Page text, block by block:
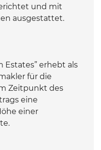
und mit
ausgestattet.
Estates” erhebt als
für die
Zeitpunkt des
eine
einer